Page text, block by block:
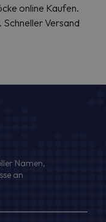
online Kaufen.
Schneller Versand
Namen,
an